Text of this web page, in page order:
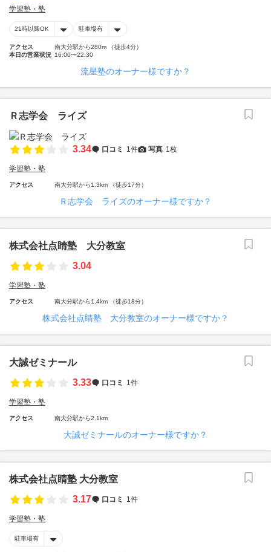
学習塾・塾
21時以降OK 駐車場有
アクセス
南大分駅から280m （徒歩4分）
本日の営業状況 16:00〜22:30
流星塾のオーナー様ですか？
Ｒ志学会 ライズ
3.34 口コミ 1件 写真 1枚
学習塾・塾
アクセス 南大分駅から1.3km （徒歩17分）
Ｒ志学会 ライズのオーナー様ですか？
株式会社点睛塾 大分教室
3.04
学習塾・塾
アクセス 南大分駅から1.4km （徒歩18分）
株式会社点睛塾 大分教室のオーナー様ですか？
大誠ゼミナール
3.33
口コミ 1件
学習塾・塾
アクセス 南大分駅から2.1km
大誠ゼミナールのオーナー様ですか？
株式会社点睛塾 大分教室
3.17
口コミ 1件
学習塾・塾
駐車場有